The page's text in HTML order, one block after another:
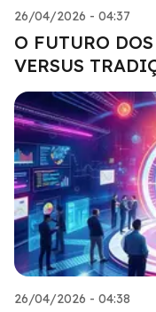
26/04/2026 - 04:37
O FUTURO
VERSUS
26/04/2026 - 04:38